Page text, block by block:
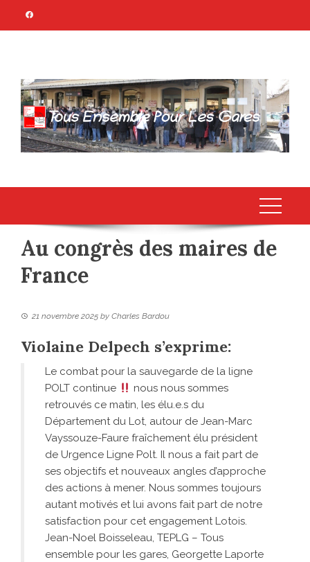
TOUS ENSEMBLE
POUR LES GARES
Association Citoyenne
Au congrès des maires de
France
21 novembre 2025 by Charles Bardou
Violaine Delpech s’exprime:
Le combat pour la sauvegarde de la ligne
POLT continue
nous nous sommes
retrouvés ce matin, les élu.e.s du
Département du Lot, autour de Jean-Marc
Vayssouze-Faure fraîchement élu président
de Urgence Ligne Polt. Il nous a fait part de
ses objectifs et nouveaux angles d’approche
des actions à mener. Nous sommes toujours
autant motivés et lui avons fait part de notre
satisfaction pour cet engagement Lotois.
Jean-Noel Boisseleau, TEPLG – Tous
ensemble pour les gares, Georgette Laporte